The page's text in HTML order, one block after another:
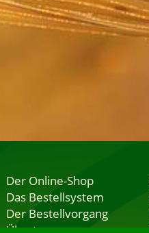
Der Online-Shop
Das Bestellsystem
Der Bestellvorgang
Übertragung